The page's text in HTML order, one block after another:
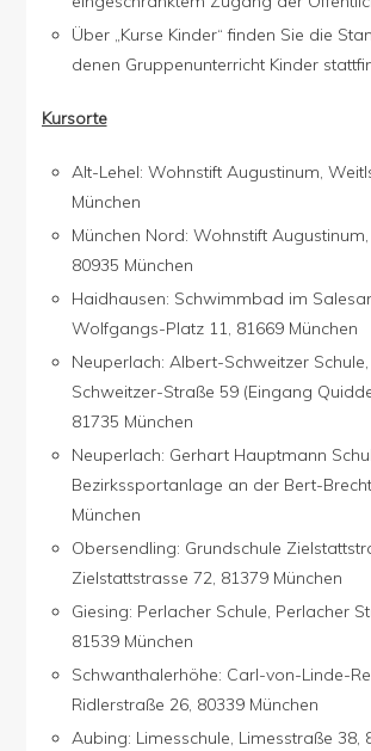
Über „Kurse Kinder“ finden Sie die
denen Gruppenunterricht Kinder
Kursorte
Alt-Lehel: Wohnstift Augustinum,
München
München Nord: Wohnstift
80935 München
Haidhausen: Schwimmbad im
Wolfgangs-Platz 11, 81669 München
Neuperlach: Albert-Schweitzer
Schweitzer-Straße 59 (Eingang
81735 München
Neuperlach: Gerhart Hauptmann
Bezirkssportanlage an der Bert-
München
Obersendling: Grundschule
Zielstattstrasse 72, 81379 München
Giesing: Perlacher Schule, Perlacher
81539 München
Schwanthalerhöhe: Carl-von-Linde-
Ridlerstraße 26, 80339 München
Aubing: Limesschule, Limesstraße 38,